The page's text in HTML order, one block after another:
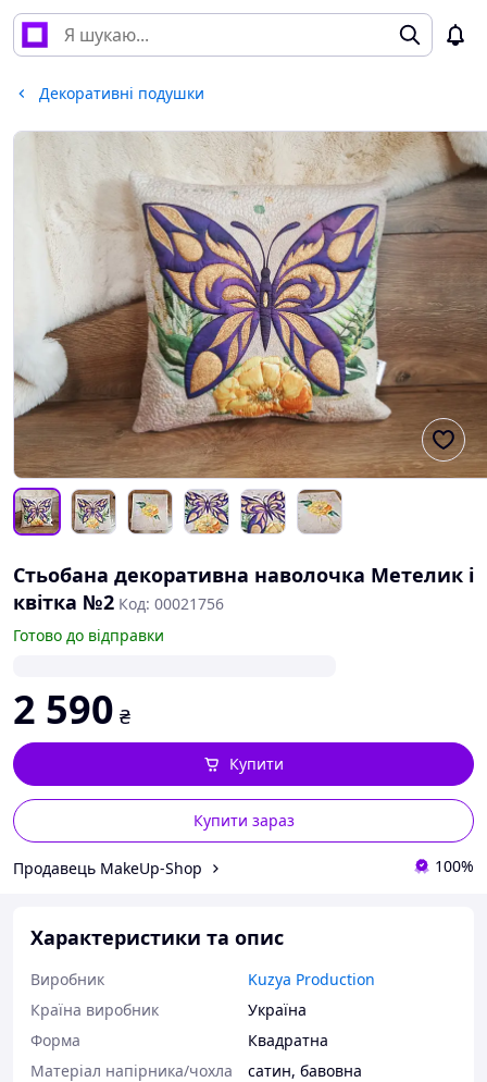
Декоративні подушки
Стьобана декоративна наволочка Метелик і
квітка №2 Код: 00021756
Готово до відправки
2 590 ₴
Купити зараз
Купити
Продавець MakeUp-Shop 100%
Характеристики та опис
Виробник
Kuzya Production
Країна виробник
Україна
Форма
Квадратна
Матеріал напірника/чохла
сатин, бавовна